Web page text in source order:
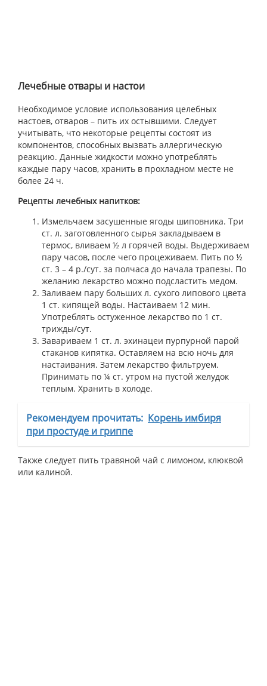
Лечебные отвары и настои
Необходимое условие использования целебных
настоев, отваров – пить их остывшими. Следует
учитывать, что некоторые рецепты состоят из
компонентов, способных вызвать аллергическую
реакцию. Данные жидкости можно употреблять
каждые пару часов, хранить в прохладном месте не
более 24 ч.
Рецепты лечебных напитков:
Измельчаем засушенные ягоды шиповника. Три
ст. л. заготовленного сырья закладываем в
термос, вливаем ½ л горячей воды. Выдерживаем
пару часов, после чего процеживаем. Пить по ½
ст. 3 – 4 р./сут. за полчаса до начала трапезы. По
желанию лекарство можно подсластить медом.
Заливаем пару больших л. сухого липового цвета
1 ст. кипящей воды. Настаиваем 12 мин.
Употреблять остуженное лекарство по 1 ст.
трижды/сут.
Завариваем 1 ст. л. эхинацеи пурпурной парой
стаканов кипятка. Оставляем на всю ночь для
настаивания. Затем лекарство фильтруем.
Принимать по ¼ ст. утром на пустой желудок
теплым. Хранить в холоде.
Рекомендуем прочитать: Корень имбиря
при простуде и гриппе
Также следует пить травяной чай с лимоном, клюквой
или калиной.